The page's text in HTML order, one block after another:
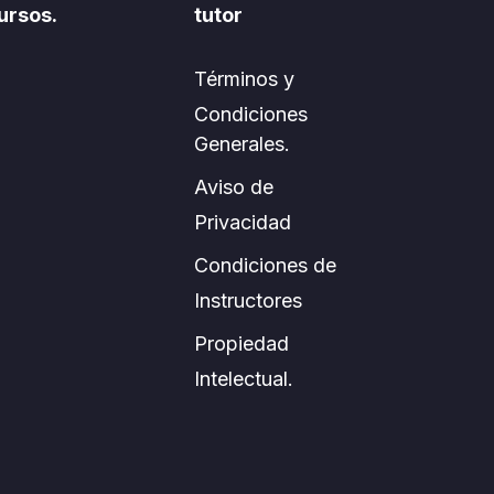
tutor
Términos y
Condiciones
Generales.
Aviso de
Privacidad
Condiciones de
Instructores
Propiedad
Intelectual.